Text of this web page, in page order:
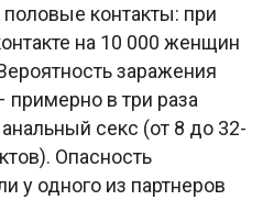
контакты: при
на 10 000 женщин
заражения
в три раза
секс (от 8 до 32-
Опасность
у одного из партнеров